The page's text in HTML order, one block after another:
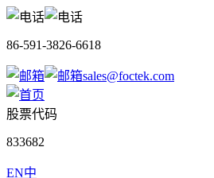
86-591-3826-6618
sales@foctek.com
股票代码
833682
EN中